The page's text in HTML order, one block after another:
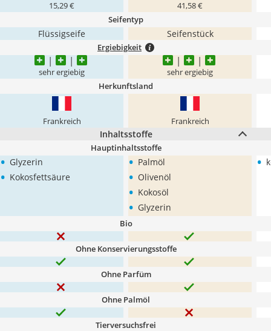
15,29 € 41,58 €
Seifentyp
Flüssigseife Seifenstück
Ergiebigkeit
sehr ergiebig sehr ergiebig
Herkunftsland
Frankreich Frankreich
Inhaltsstoffe
Hauptinhaltsstoffe
• Glyzerin
• Kokosfettsäure
• Palmöl
• Olivenöl
• Kokosöl
• Glyzerin
•
Bio
Ohne Konservierungsstoffe
Ohne Parfüm
Ohne Palmöl
Tierversuchsfrei